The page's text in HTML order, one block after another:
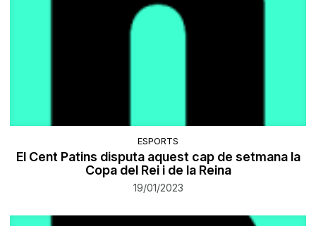
ESPORTS
El Cent Patins disputa aquest cap de setmana la
Copa del Rei i de la Reina
19/01/2023